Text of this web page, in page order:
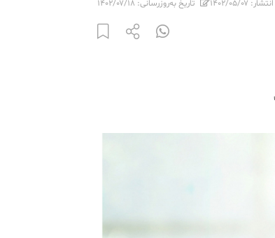
۱۴۰۲/۰۵/۰۷ تاریخ به‌روزرسانی: ۱۴۰۲/۰۷/۱۸